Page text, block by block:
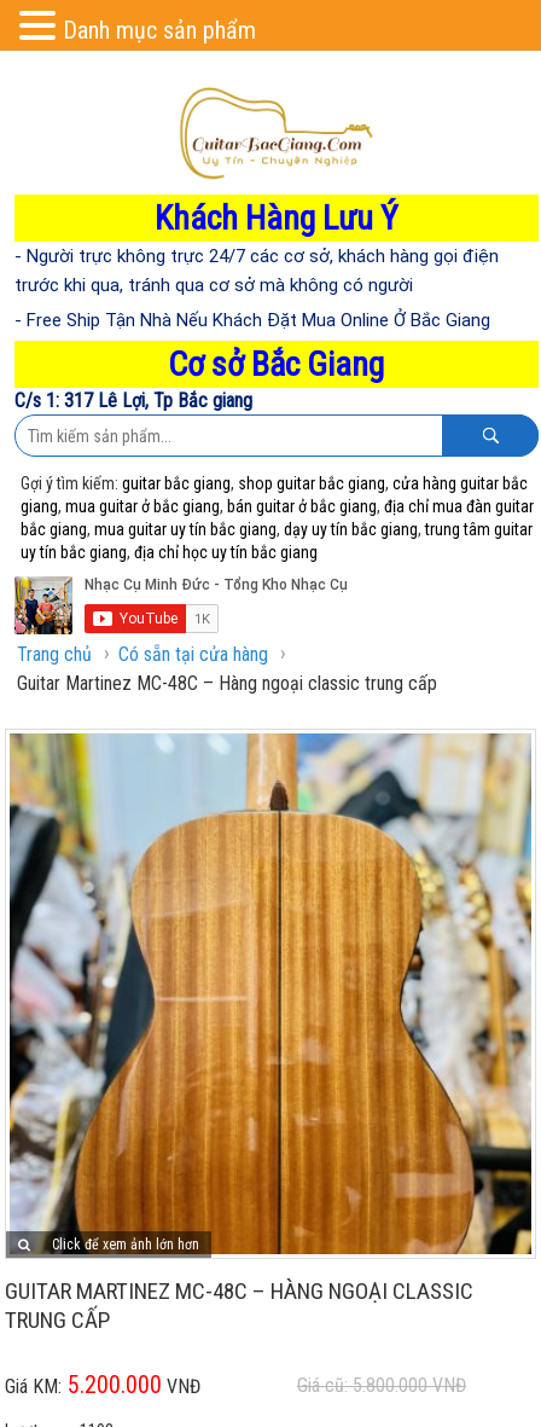
Khách Hàng Lưu Ý
- Người trực không trực 24/7 các cơ sở, khách hàng gọi điện
trước khi qua, tránh qua cơ sở mà không có người
- Free Ship Tận Nhà Nếu Khách Đặt Mua Online Ở Bắc Giang
Cơ sở Bắc Giang
C/s 1: 317 Lê Lợi, Tp Bắc giang
Gợi ý tìm kiếm:guitar bắc giang, shop guitar bắc giang,cửa hàng guitar bắc
giang,mua guitar ở bắc giang, bán guitar ở bắc giang,địa chỉ mua đàn guitar
bắc giang,mua guitar uy tín bắc giang,dạy uy tín bắc giang,trung tâm guitar
uy tín bắc giang,địa chỉ học uy tín bắc giang
Trang chủ › Có sẵn tại cửa hàng ›
Guitar Martinez MC-48C – Hàng ngoại classic trung cấp
Click để xem ảnh lớn hơn
GUITAR MARTINEZ MC-48C – HÀNG NGOẠI CLASSIC
TRUNG CẤP
Giá KM: 5.200.000 VNĐ Giá cũ: 5.800.000VNĐ
Danh mục sản phẩm